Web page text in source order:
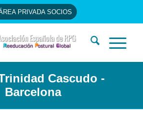
PRIVADA SOCIOS
Cascudo -
Barcelona